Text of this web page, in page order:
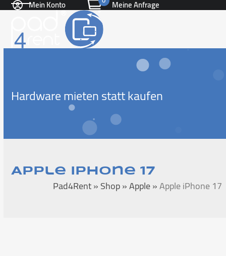
Skip
content
Mein Konto Meine Anfrage
Open
mobile
menu
Close
mobile
menu
Hardware mieten statt kaufen
Apple iPhone 17
Pad4Rent»Shop»Apple»Apple iPhone 17